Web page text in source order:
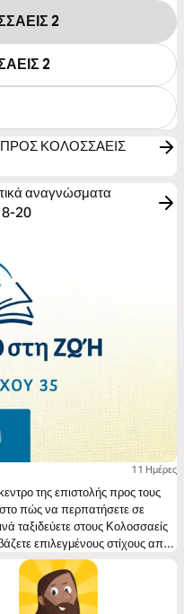
2
2
ΠΡΟΣ ΚΟΛΟΣΣΑΕΙΣ
αναγνώσματα
20
11 Ημέρες
της επιστολής προς τους
πώς να περπατήσετε σε
ταξιδεύετε στους Κολοσσαείς
επιλεγμένους στίχους από